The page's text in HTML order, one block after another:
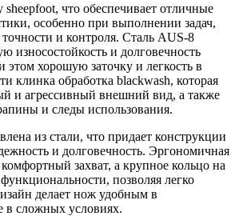
что обеспечивает отличные
особенно при выполнении задач,
и контроля. Сталь AUS-8
износостойкость и долговечность
этом хорошую заточку и легкость в
клинка обработка blackwash, которая
и агрессивный внешний вид, а также
и следы использования.
из стали, что придает конструкции
и долговечность. Эргономичная
захват, а крупное кольцо на
позволяя легко
делает нож удобным в
в сложных условиях.